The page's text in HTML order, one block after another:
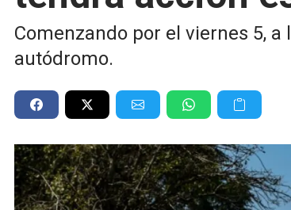
Comenzando por el viernes 5, a
autódromo.